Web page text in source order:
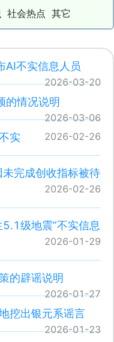
社会热点 其它
AI不实信息人员
2026-03-20
的情况说明
2026-03-06
实 2026-02-26
完成创收指标被待
2026-02-26
级地震”不实信息
2026-01-29
的辟谣说明
2026-01-27
挖出银元系谣言
2026-01-23